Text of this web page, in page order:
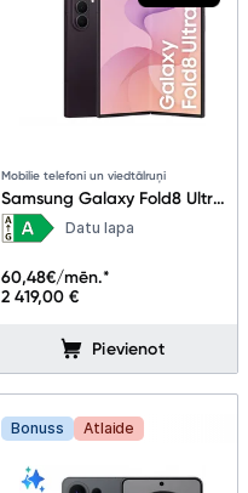
Mobilie telefoni un viedtālruņi
Samsung Galaxy Fold8 Ultra
12+512GB Violet Shadow
Datu lapa
2 419,00 €
60,48€/mēn.*
Pievienot
Bonuss Atlaide